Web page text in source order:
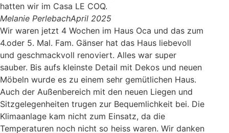
hatten wir im Casa LE COQ.
Melanie PerlebachApril 2025
Wir waren jetzt 4 Wochen im Haus Oca und das zum
4.oder 5. Mal. Fam. Gänser hat das Haus liebevoll
und geschmackvoll renoviert. Alles war super
sauber. Bis aufs kleinste Detail mit Dekos und neuen
Möbeln wurde es zu einem sehr gemütlichen Haus.
Auch der Außenbereich mit den neuen Liegen und
Sitzgelegenheiten trugen zur Bequemlichkeit bei. Die
Klimaanlage kam nicht zum Einsatz, da die
Temperaturen noch nicht so heiss waren. Wir danken